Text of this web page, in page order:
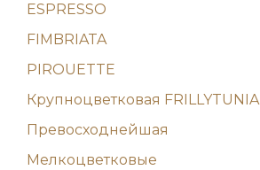
ESPRESSO
FIMBRIATA
PIROUETTE
Крупноцветковая FRILLYTUNIA
Превосходнейшая
Мелкоцветковые